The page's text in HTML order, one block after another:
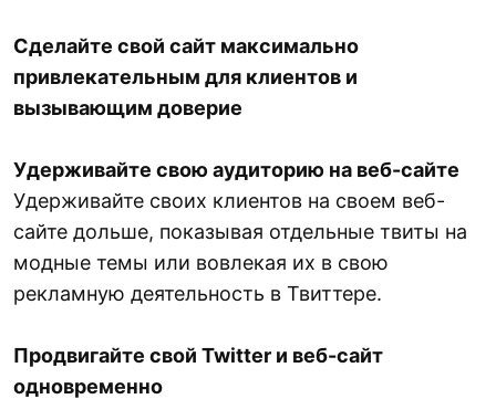
Сделайте свой сайт максимально
привлекательным для клиентов и
вызывающим доверие
Удерживайте свою аудиторию на веб-сайте
Удерживайте своих клиентов на своем веб-
сайте дольше, показывая отдельные твиты на
модные темы или вовлекая их в свою
рекламную деятельность в Твиттере.
Продвигайте свой Twitter и веб-сайт
одновременно